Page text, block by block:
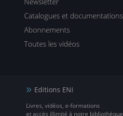
Catalogues et documentations
Abonnements
Toutes les vidéos
Editions ENI
Livres, vidéos, e-formations
et accès illimité à notre bibliothèque